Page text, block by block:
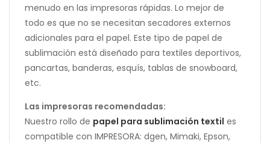
menudo en las impresoras rápidas. Lo mejor de
todo es que no se necesitan secadores externos
adicionales para el papel. Este tipo de papel de
sublimación está diseñado para textiles deportivos,
pancartas, banderas, esquís, tablas de snowboard,
etc.
Las impresoras recomendadas:
Nuestro rollo de papel para sublimación textil es
compatible con IMPRESORA: dgen, Mimaki, Epson,